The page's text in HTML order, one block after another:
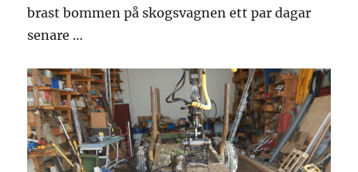
brast bommen på skogsvagnen ett par dagar
senare …